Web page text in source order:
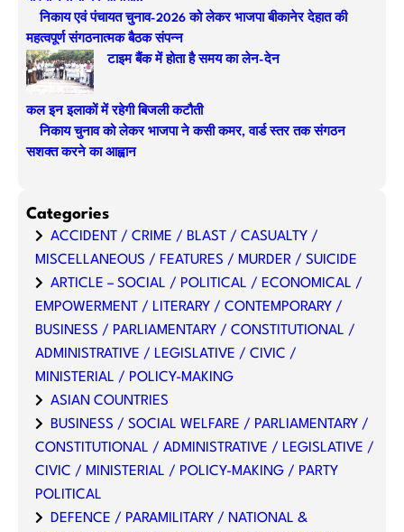
निकाय एवं पंचायत चुनाव-2026 को लेकर भाजपा बीकानेर देहात की
महत्वपूर्ण संगठनात्मक बैठक संपन्न
टाइम बैंक में होता है समय का लेन-देन
कल इन इलाकों में रहेगी बिजली कटौती
निकाय चुनाव को लेकर भाजपा ने कसी कमर, वार्ड स्तर तक संगठन
सशक्त करने का आह्वान
Categories
ACCIDENT / CRIME / BLAST / CASUALTY /
MISCELLANEOUS / FEATURES / MURDER / SUICIDE
ARTICLE – SOCIAL / POLITICAL / ECONOMICAL /
EMPOWERMENT / LITERARY / CONTEMPORARY /
BUSINESS / PARLIAMENTARY / CONSTITUTIONAL /
ADMINISTRATIVE / LEGISLATIVE / CIVIC /
MINISTERIAL / POLICY-MAKING
ASIAN COUNTRIES
BUSINESS / SOCIAL WELFARE / PARLIAMENTARY /
CONSTITUTIONAL / ADMINISTRATIVE / LEGISLATIVE /
CIVIC / MINISTERIAL / POLICY-MAKING / PARTY
POLITICAL
DEFENCE / PARAMILITARY / NATIONAL &